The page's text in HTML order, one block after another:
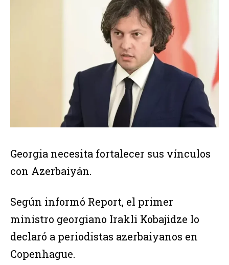
Georgia necesita fortalecer sus vínculos
con Azerbaiyán.
Según informó Report, el primer
ministro georgiano Irakli Kobajidze lo
declaró a periodistas azerbaiyanos en
Copenhague.